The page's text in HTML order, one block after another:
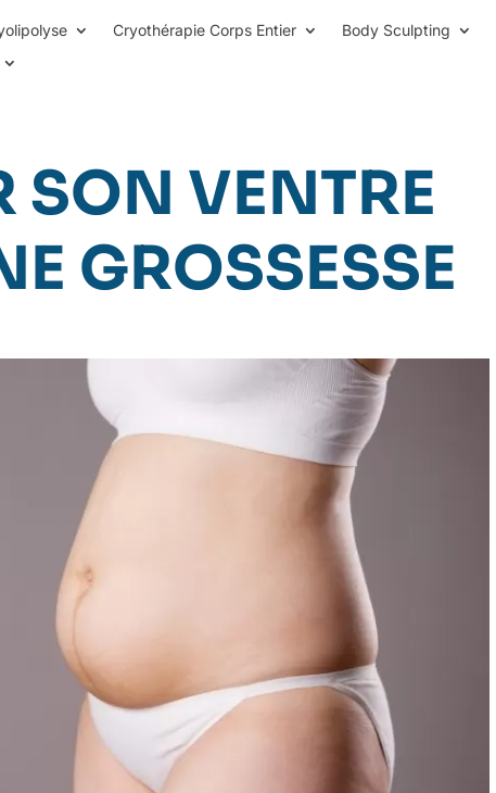
Cryothérapie Corps Entier Body Sculpting
SON VENTRE
GROSSESSE